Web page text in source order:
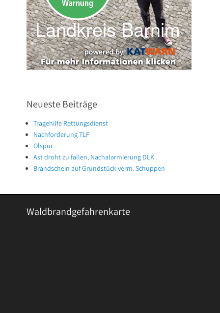
Neueste Beiträge
Tragehilfe Rettungsdienst
Nachforderung TLF
Ölspur
Ast droht zu fallen, Nachalarmierung DLK
Brandschein auf Grundstück verm. Schuppen
Waldbrandgefahrenkarte